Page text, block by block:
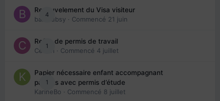
4
Renouvelement du Visa visiteur
babibubsy · Commencé 21 juin
1
Refus de permis de travail
Cedbri · Commencé 4 juillet
1
Papier nécessaire enfant accompagnant
parents avec permis d’étude
KarineBo · Commencé 8 juillet